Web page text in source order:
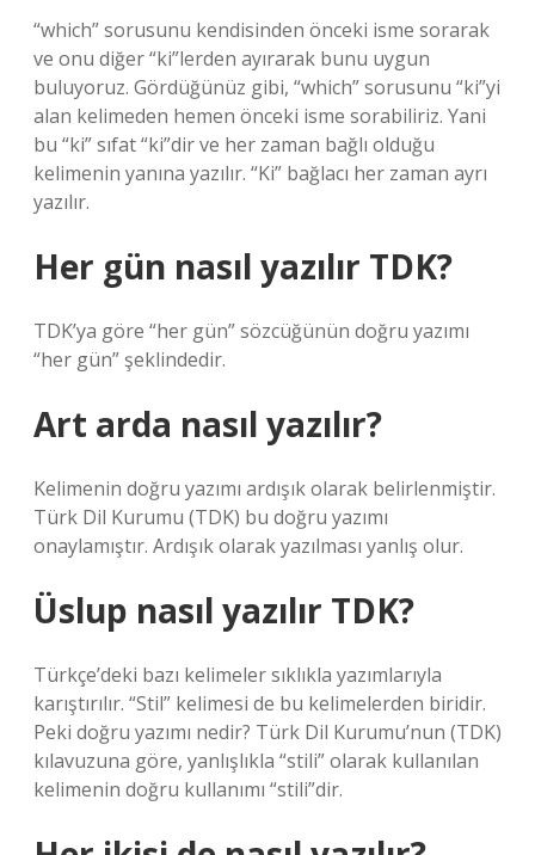
“which” sorusunu kendisinden önceki isme sorarak
ve onu diğer “ki”lerden ayırarak bunu uygun
buluyoruz. Gördüğünüz gibi, “which” sorusunu “ki”yi
alan kelimeden hemen önceki isme sorabiliriz. Yani
bu “ki” sıfat “ki”dir ve her zaman bağlı olduğu
kelimenin yanına yazılır. “Ki” bağlacı her zaman ayrı
yazılır.
Her gün nasıl yazılır TDK?
TDK’ya göre “her gün” sözcüğünün doğru yazımı
“her gün” şeklindedir.
Art arda nasıl yazılır?
Kelimenin doğru yazımı ardışık olarak belirlenmiştir.
Türk Dil Kurumu (TDK) bu doğru yazımı
onaylamıştır. Ardışık olarak yazılması yanlış olur.
Üslup nasıl yazılır TDK?
Türkçe’deki bazı kelimeler sıklıkla yazımlarıyla
karıştırılır. “Stil” kelimesi de bu kelimelerden biridir.
Peki doğru yazımı nedir? Türk Dil Kurumu’nun (TDK)
kılavuzuna göre, yanlışlıkla “stili” olarak kullanılan
kelimenin doğru kullanımı “stili”dir.